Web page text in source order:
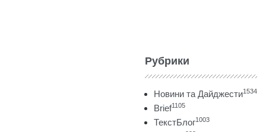
Рубрики
Новини та Дайджести1534
Brief1105
ТекстБлог1003